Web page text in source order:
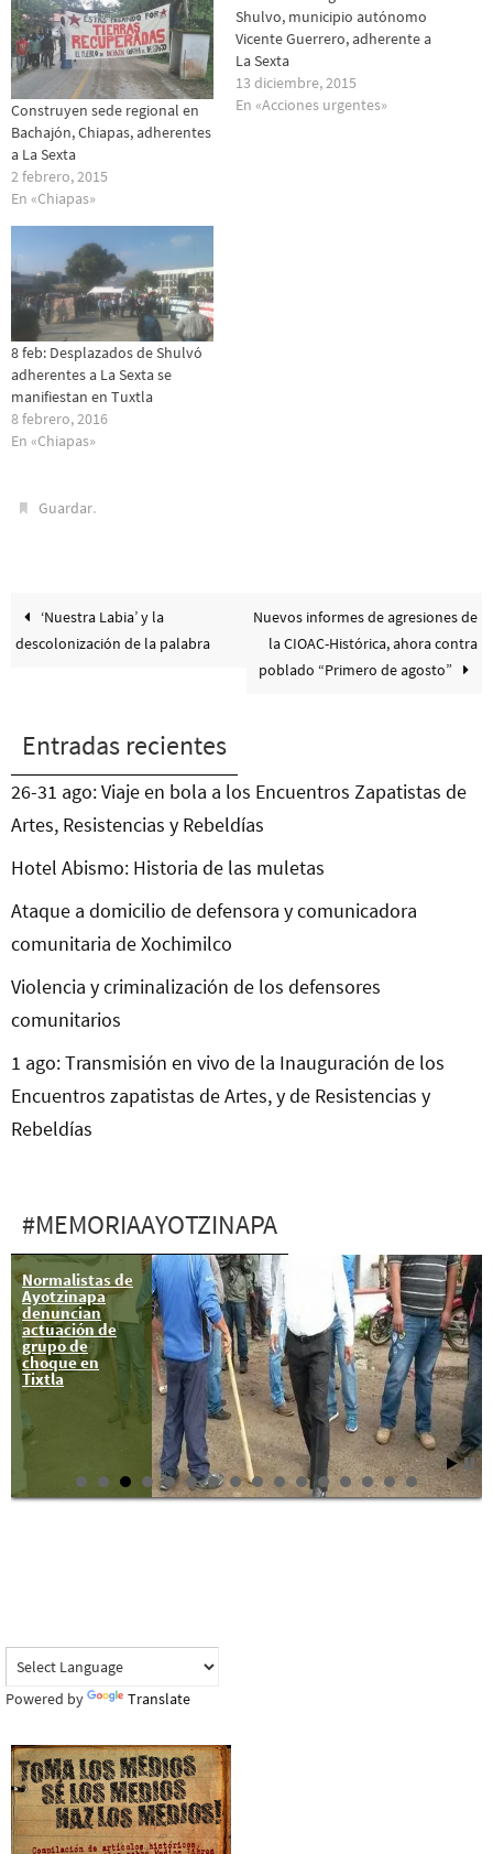
Construyen sede regional en
Bachajón, Chiapas, adherentes
a La Sexta
2 febrero, 2015
En «Chiapas»
Shulvo, municipio autónomo
Vicente Guerrero, adherente a
La Sexta
13 diciembre, 2015
En «Acciones urgentes»
8 feb: Desplazados de Shulvó
adherentes a La Sexta se
manifiestan en Tuxtla
8 febrero, 2016
En «Chiapas»
Guardar.
‘Nuestra Labia’ y la
descolonización de la palabra
Nuevos informes de agresiones de
la CIOAC-Histórica, ahora contra
poblado “Primero de agosto”
Entradas recientes
26-31 ago: Viaje en bola a los Encuentros Zapatistas de
Artes, Resistencias y Rebeldías
Hotel Abismo: Historia de las muletas
Ataque a domicilio de defensora y comunicadora
comunitaria de Xochimilco
Violencia y criminalización de los defensores
comunitarios
1 ago: Transmisión en vivo de la Inauguración de los
Encuentros zapatistas de Artes, y de Resistencias y
Rebeldías
#MEMORIAAYOTZINAPA
Normalistas de
Ayotzinapa
denuncian
actuación de
grupo de
choque en
Tixtla
7 may:
Acuerdos de la
Asamblea
Nacional
Popular de
Ayotzinapa
Powered by Translate